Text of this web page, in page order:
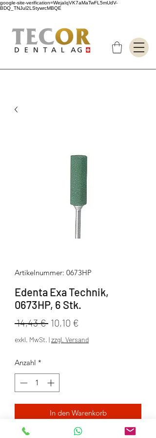
google-site-verification=WejaIqVK7aMaTwFL5mUdV-
BDQ_TNJul2LStywrcMBQE
Artikelnummer: 0673HP
Edenta Exa Technik,
0673HP, 6 Stk.
14,43 € Standardpreis
10,10 €
Preis
exkl. MwSt. |zzgl. Versand
Anzahl *
In den Warenkorb